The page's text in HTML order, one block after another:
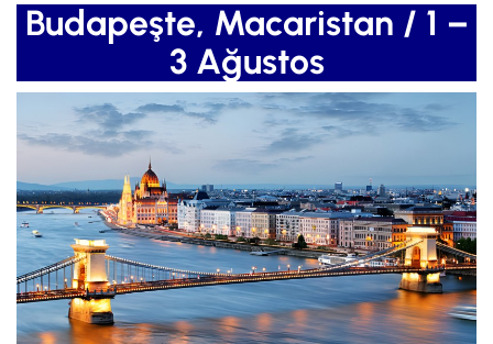
Budapeşte, Macaristan / 1 –
3 Ağustos